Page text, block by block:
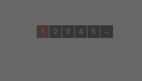
1 2 3 4 5 →